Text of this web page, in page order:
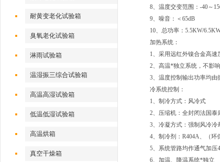
耐黄变老化试验箱
臭氧老化试验箱
淋雨试验箱
温湿振三综合试验箱
高温高湿试验箱
低温低湿试验箱
高温烘箱
真空干燥箱
8、温度交变范围：-40～
9、噪音：＜65dB
10、总功率：5.5KW/
加热系统：
1、采用远红外镍合金高
2、高温*独立系统，不影
3、温度控制输出功率均
冷系统控制：
1、制冷方式：风冷式
2、压缩机：全封闭法国泰
3、冷凝方式：强制风冷冷
4、制冷剂：R404A、（环
5、系统管路均作通气加压
6、加温、降温系统*独立